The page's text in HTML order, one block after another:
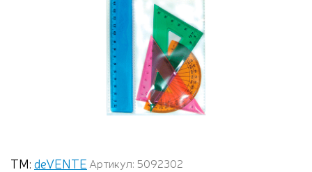
ТМ: deVENTE Артикул: 5092302